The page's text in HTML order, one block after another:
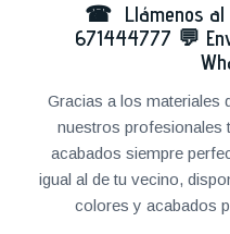
☎ Llámenos al
671444777 💬
Gracias a los materiales
nuestros profesionales
acabados siempre
igual al de tu vecino,
colores y acabados